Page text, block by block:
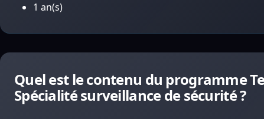
1 an(s)
Quel est le contenu du programme
Spécialité surveillance de sécurité ?